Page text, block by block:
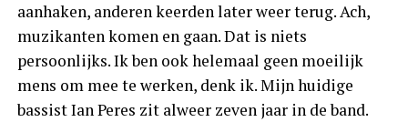
aanhaken, anderen keerden later weer terug. Ach,
muzikanten komen en gaan. Dat is niets
persoonlijks. Ik ben ook helemaal geen moeilijk
mens om mee te werken, denk ik. Mijn huidige
bassist Ian Peres zit alweer zeven jaar in de band.